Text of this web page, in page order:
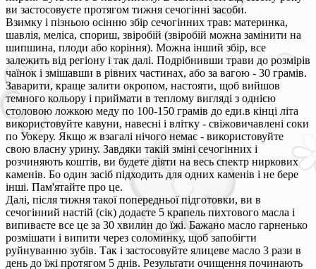
ви застосовуєте протягом тижня сечогінні засоби.
Взимку і пізньою осінню збір сечогінних трав: материнка,
шавлія, меліса, спориш, звіробій (звіробій можна замінити на
шипшина, плоди або коріння). Можна інший збір, все
залежить від регіону і так далі. Подрібнивши трави до розмірів
чаїнок і змішавши в рівних частинах, або за вагою - 30 грамів.
Заварити, краще залити окропом, настояти, щоб вийшов
темного кольору і приймати в теплому вигляді з однією
столовою ложкою меду по 100-150 грамів до еди.в кінці літа
використовуйте кавуни, навесні і влітку - свіжовичавлені соки
по Уокеру. Якщо ж взагалі нічого немає - використовуйте
свою власну урину. Завдяки такій зміні сечогінних і
розчиняють коштів, ви будете діяти на весь спектр ниркових
каменів. Бо один засіб підходить для одних каменів і не бере
інші. Пам'ятайте про це.
Далі, після тижня такої попередньої підготовки, ви в
сечогінний настій (сік) додаєте 5 крапель пихтового масла і
випиваєте все це за 30 хвилин до їжі. Бажано масло гарненько
розмішати і випити через соломинку, щоб запобігти
руйнуванню зубів. Так і застосовуйте ялицеве масло 3 рази в
день до їжі протягом 5 днів. Результати очищення починають